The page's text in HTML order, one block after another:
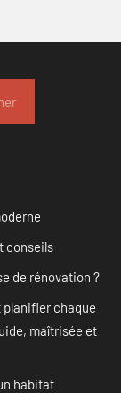
conseils
de rénovation ?
planifier chaque
maîtrisée et
habitat